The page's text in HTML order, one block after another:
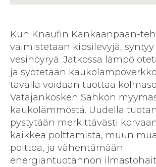
Kun Knaufin Kankaanpään-
valmistetaan kipsilevyjä,
vesihöyryä. Jatkossa lämpö
ja syötetään
tavalla voidaan tuottaa
Vatajankosken Sähkön
kaukolämmöstä. Uudella
pystytään merkittävästi
kaikkea polttamista, muun
polttoa, ja vähentämään
energiantuotannon